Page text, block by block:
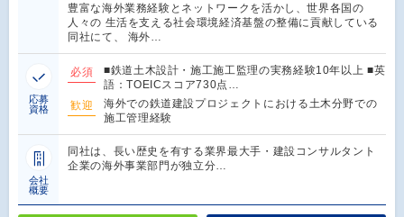
豊富な海外業務経験とネットワークを活かし、世界各国の
人々の 生活を支える社会環境経済基盤の整備に貢献している
同社にて、 海外…
応募
資格
必須
■鉄道土木設計・施工施工監理の実務経験10年以上 ■英
語：TOEICスコア730点…
歓迎
海外での鉄道建設プロジェクトにおける土木分野での
施工管理経験
会社
概要
同社は、長い歴史を有する業界最大手・建設コンサルタント
企業の海外事業部門が独立分…